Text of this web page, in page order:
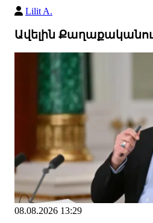
Lilit A.
Ավելին
08.08.2026 13:29